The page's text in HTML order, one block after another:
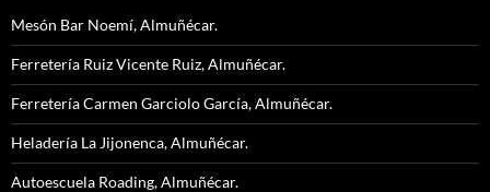
Mesón Bar Noemí, Almuñécar.
Ferretería Ruiz Vicente Ruiz, Almuñécar.
Ferretería Carmen Garciolo García, Almuñécar.
Heladería La Jijonenca, Almuñécar.
Autoescuela Roading, Almuñécar.